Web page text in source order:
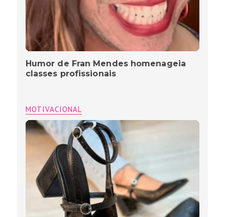
Humor de Fran Mendes homenageia
classes profissionais
MOTIVACIONAL